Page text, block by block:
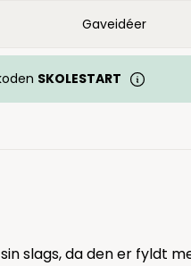
Gaveidéer
SKOLESTART
slags, da den er fyldt